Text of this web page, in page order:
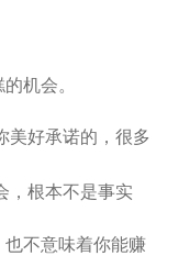
机会。
美好承诺的，很多
，根本不是事实
不意味着你能赚